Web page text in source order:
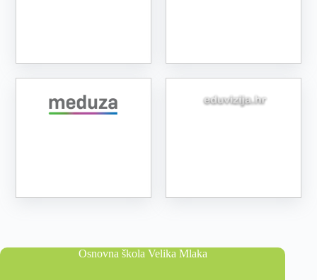
Osnovna škola Velika Mlaka